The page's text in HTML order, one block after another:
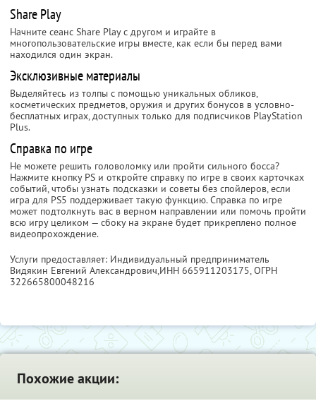
Share Play
Начните сеанс Share Play с другом и играйте в
многопользовательские игры вместе, как если бы перед вами
находился один экран.
Эксклюзивные материалы
Выделяйтесь из толпы с помощью уникальных обликов,
косметических предметов, оружия и других бонусов в условно-
бесплатных играх, доступных только для подписчиков PlayStation
Plus.
Справка по игре
Не можете решить головоломку или пройти сильного босса?
Нажмите кнопку PS и откройте справку по игре в своих карточках
событий, чтобы узнать подсказки и советы без спойлеров, если
игра для PS5 поддерживает такую функцию.‎ Справка по игре
может подтолкнуть вас в верном направлении или помочь пройти
всю игру целиком — сбоку на экране будет прикреплено полное
видеопрохождение.
Услуги предоставляет: Индивидуальный предприниматель
Видякин Евгений Александрович,ИНН 665911203175, ОГРН
322665800048216
Похожие акции: